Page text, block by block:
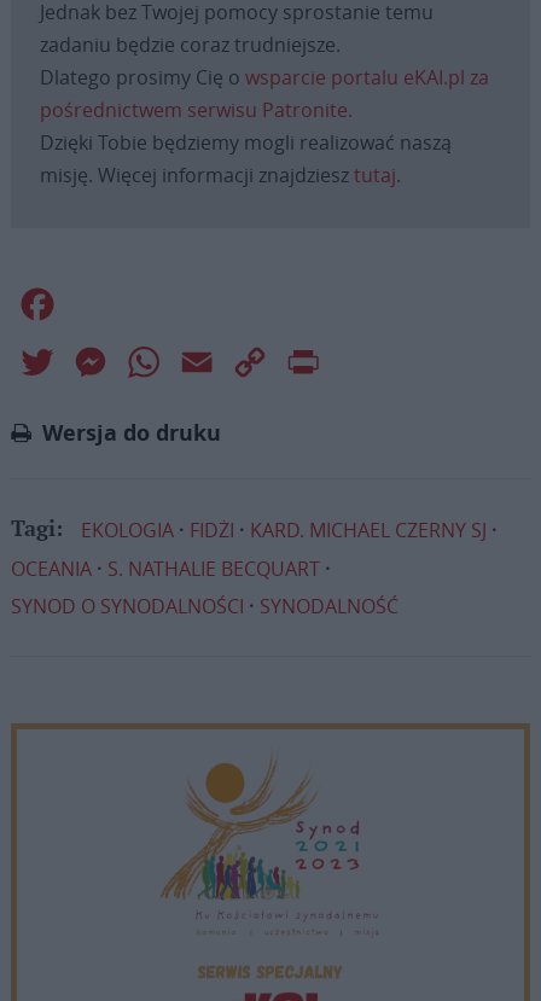
Jednak bez Twojej pomocy sprostanie temu
zadaniu będzie coraz trudniejsze.
Dlatego prosimy Cię o wsparcie portalu eKAI.pl za
pośrednictwem serwisu Patronite.
Dzięki Tobie będziemy mogli realizować naszą
misję. Więcej informacji znajdziesztutaj.
Twitter MessengerWhatsApp
Email
Copy
Wersja do druku
Tagi: EKOLOGIA FIDŻI
KARD. MICHAEL CZERNY SJ
OCEANIA
S. NATHALIE BECQUART
SYNOD O SYNODALNOŚCI
SYNODALNOŚĆ